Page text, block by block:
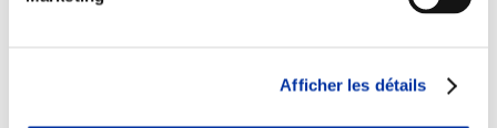
Afficher les détails